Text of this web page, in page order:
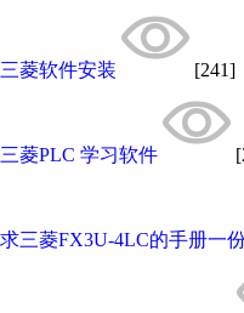
三菱软件安装 [241]
三菱PLC 学习软件
求三菱FX3U-4LC的手册一